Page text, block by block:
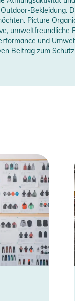
Bekleidung.
Picture
und
Beitrag zum